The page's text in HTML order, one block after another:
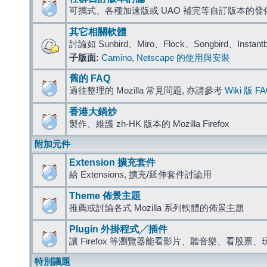
可攜式、各種加速版或 UAO 補完等自訂版本的發
其它相關軟體
討論如 Sunbird、Miro、Flock、Songbird、
子版面: Camino, Netscape 的使用與安裝
舊的 FAQ
過往整理的 Mozilla 常見問題, 亦請參考 Wiki 版
香港大鍋炒
製作、維護 zh-HK 版本的 Mozilla Firefox
附加元件
Extension 擴充套件
給 Extensions, 擴充/延伸套件討論用
Theme 佈景主題
推薦或討論各式 Mozilla 系列軟體的佈景主題
Plugin 外掛程式╱插件
讓 Firefox 等瀏覽器能看影片、聽音樂、看股票、
特別議題